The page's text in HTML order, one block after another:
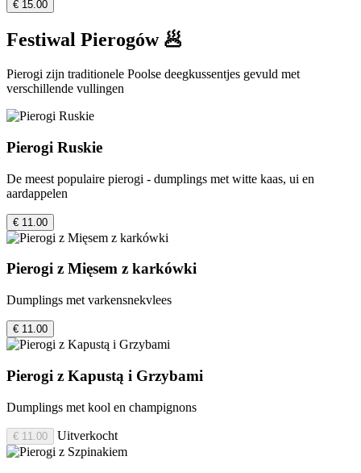
€ 15.00
Festiwal Pierogów 🥟
Pierogi zijn traditionele Poolse deegkussentjes gevuld met
verschillende vullingen
Pierogi Ruskie
De meest populaire pierogi - dumplings met witte kaas, ui en
aardappelen
€ 11.00
Pierogi z Mięsem z karkówki
Dumplings met varkensnekvlees
€ 11.00
Pierogi z Kapustą i Grzybami
Dumplings met kool en champignons
€ 11.00 Uitverkocht